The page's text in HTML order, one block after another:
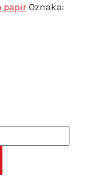
papir Oznaka: